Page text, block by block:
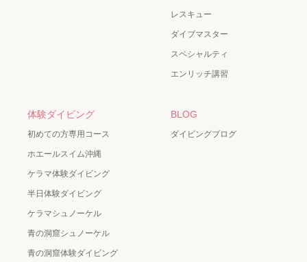
レスキュー
ダイブマスター
スペシャルティ
エンリッチ講習
体験ダイビング
初めての方専用コース
ホエールスイム沖縄
ケラマ体験ダイビング
半日体験ダイビング
ケラマシュノーケル
青の洞窟シュノーケル
青の洞窟体験ダイビング
BLOG
ダイビングブログ